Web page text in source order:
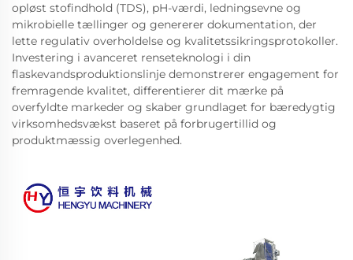
opløst stofindhold (TDS), pH-værdi, ledningsevne og
mikrobielle tællinger og genererer dokumentation, der
lette regulativ overholdelse og kvalitetssikringsprotokoller.
Investering i avanceret renseteknologi i din
flaskevandsproduktionslinje demonstrerer engagement for
fremragende kvalitet, differentierer dit mærke på
overfyldte markeder og skaber grundlaget for bæredygtig
virksomhedsvækst baseret på forbrugertillid og
produktmæssig overlegenhed.